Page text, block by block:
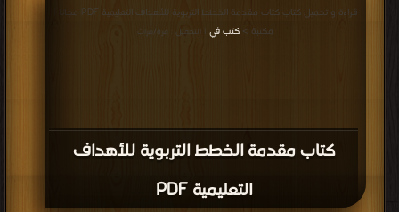
كتاب مقدمة الخطط التربوية للأهداف
التعليمية PDF
قراءة و تحميل كتاب كتاب مقدمة الخطط التربوية للأهداف التعليمية PDF مجانا |
مكتبة > كتب في | التحميل : مرة/مرات